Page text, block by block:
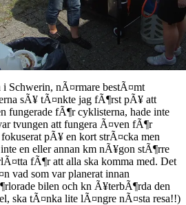
Schwerin, nÃ¤rmare bestÃ¤mt
sÃ¥ tÃ¤nkte jag fÃ¶rst pÃ¥ att
fungerade fÃ¶r cyklisterna, hade inte
tvungen att fungera Ã¤ven fÃ¶r
pÃ¥ en kort strÃ¤cka men
en eller annan km nÃ¥gon stÃ¶rre
fÃ¶r att alla ska komma med. Det
vad som var planerat innan
bilen och kn Ã¥terbÃ¶rda den
ska tÃ¤nka lite lÃ¤ngre nÃ¤sta resa!!)